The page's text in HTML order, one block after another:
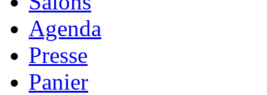
Agenda
Presse
Panier